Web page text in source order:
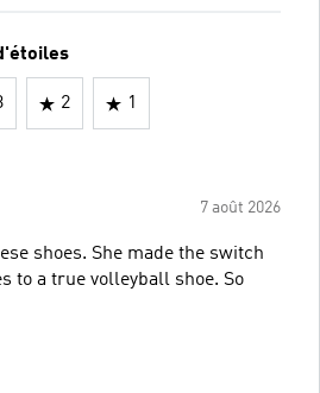
2 1
7 août 2026
shoes. She made the switch
to a true volleyball shoe. So